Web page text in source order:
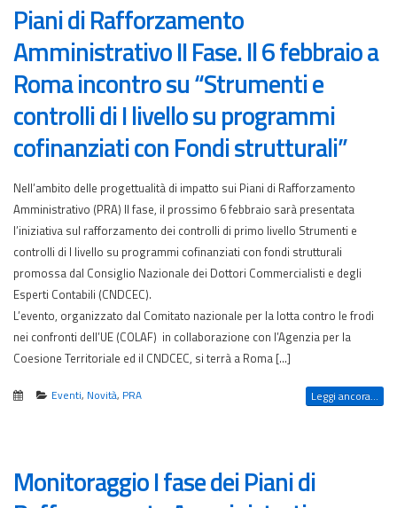
Piani di Rafforzamento
Amministrativo II Fase. Il 6 febbraio a
Roma incontro su “Strumenti e
controlli di I livello su programmi
cofinanziati con Fondi strutturali”
Nell’ambito delle progettualità di impatto sui Piani di Rafforzamento
Amministrativo (PRA) II fase, il prossimo 6 febbraio sarà presentata
l’iniziativa sul rafforzamento dei controlli di primo livello Strumenti e
controlli di I livello su programmi cofinanziati con fondi strutturali
promossa dal Consiglio Nazionale dei Dottori Commercialisti e degli
Esperti Contabili (CNDCEC).
L’evento, organizzato dal Comitato nazionale per la lotta contro le frodi
nei confronti dell’UE (COLAF) in collaborazione con l’Agenzia per la
Coesione Territoriale ed il CNDCEC, si terrà a Roma […]
Eventi, Novità, PRA Leggi ancora...
Monitoraggio I fase dei Piani di